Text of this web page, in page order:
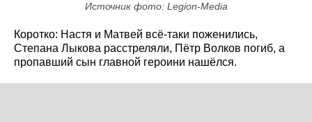
Источник фото: Legion-Media
Коротко: Настя и Матвей всё-таки поженились,
Степана Лыкова расстреляли, Пётр Волков погиб, а
пропавший сын главной героини нашёлся.